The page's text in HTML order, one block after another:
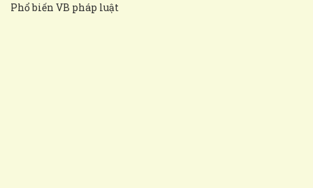
Phổ biến VB pháp luật